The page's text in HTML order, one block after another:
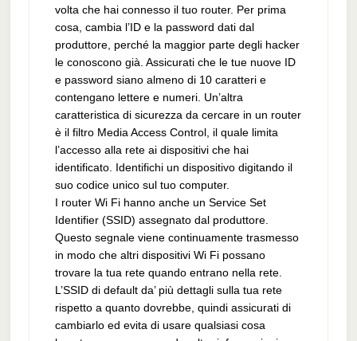
volta che hai connesso il tuo router. Per prima
cosa, cambia l’ID e la password dati dal
produttore, perché la maggior parte degli hacker
le conoscono già. Assicurati che le tue nuove ID
e password siano almeno di 10 caratteri e
contengano lettere e numeri. Un’altra
caratteristica di sicurezza da cercare in un router
è il filtro Media Access Control, il quale limita
l’accesso alla rete ai dispositivi che hai
identificato. Identifichi un dispositivo digitando il
suo codice unico sul tuo computer.
I router Wi Fi hanno anche un Service Set
Identifier (SSID) assegnato dal produttore.
Questo segnale viene continuamente trasmesso
in modo che altri dispositivi Wi Fi possano
trovare la tua rete quando entrano nella rete.
L’SSID di default da’ più dettagli sulla tua rete
rispetto a quanto dovrebbe, quindi assicurati di
cambiarlo ed evita di usare qualsiasi cosa